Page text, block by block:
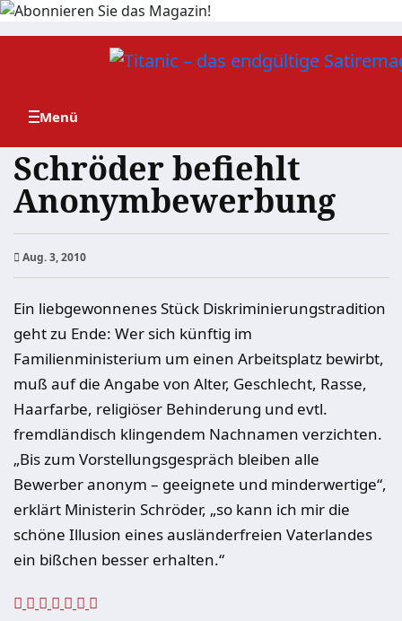
Zum
Schröder befiehlt
Anonymbewerbung
Aug. 3, 2010
Ein liebgewonnenes Stück Diskriminierungstradition
geht zu Ende: Wer sich künftig im
Familienministerium um einen Arbeitsplatz bewirbt,
muß auf die Angabe von Alter, Geschlecht, Rasse,
Haarfarbe, religiöser Behinderung und evtl.
fremdländisch klingendem Nachnamen verzichten.
„Bis zum Vorstellungsgespräch bleiben alle
Bewerber anonym – geeignete und minderwertige“,
erklärt Ministerin Schröder, „so kann ich mir die
schöne Illusion eines ausländerfreien Vaterlandes
ein bißchen besser erhalten.“